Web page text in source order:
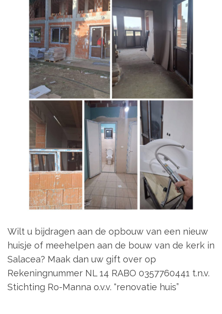
Wilt u bijdragen aan de opbouw van een nieuw
huisje of meehelpen aan de bouw van de kerk in
Salacea? Maak dan uw gift over op
Rekeningnummer NL 14 RABO 0357760441 t.n.v.
Stichting Ro-Manna o.v.v. “renovatie huis”